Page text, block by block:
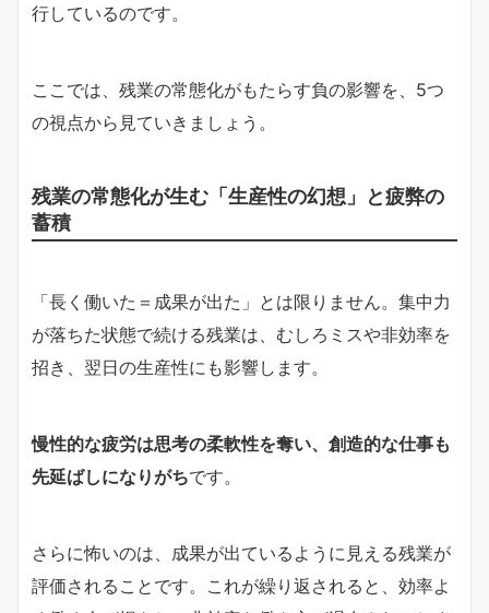
行しているのです。
ここでは、残業の常態化がもたらす負の影響を、5つ
の視点から見ていきましょう。
残業の常態化が生む「生産性の幻想」と疲弊の
蓄積
「長く働いた＝成果が出た」とは限りません。集中力
が落ちた状態で続ける残業は、むしろミスや非効率を
招き、翌日の生産性にも影響します。
慢性的な疲労は思考の柔軟性を奪い、創造的な仕事も
先延ばしになりがちです。
さらに怖いのは、成果が出ているように見える残業が
評価されることです。これが繰り返されると、効率よ